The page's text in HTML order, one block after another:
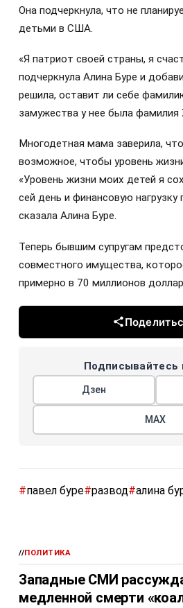
Она подчеркнула, что не
детьми в США.
«Я патриот своей страны, я
подчеркнула Алина Буре и
решила, оставит ли себе
замужества у нее была фамилия
Многодетная мама заверила,
возможное, чтобы уровень
«Уровень жизни моих детей я
сей день и финансовую нагрузку
сказала Алина Буре.
Теперь бывшим супругам
совместного имущества,
примерно в 70 миллионов
Подписывайтесь
Дзен
МАХ
#павел буре#развод#алина
//ПОЛИТИКА
Западные СМИ
медленной смерти